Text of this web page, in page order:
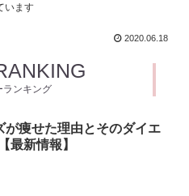
います
2020.06.18
ランキング
が痩せた理由とそのダイエ
最新情報】